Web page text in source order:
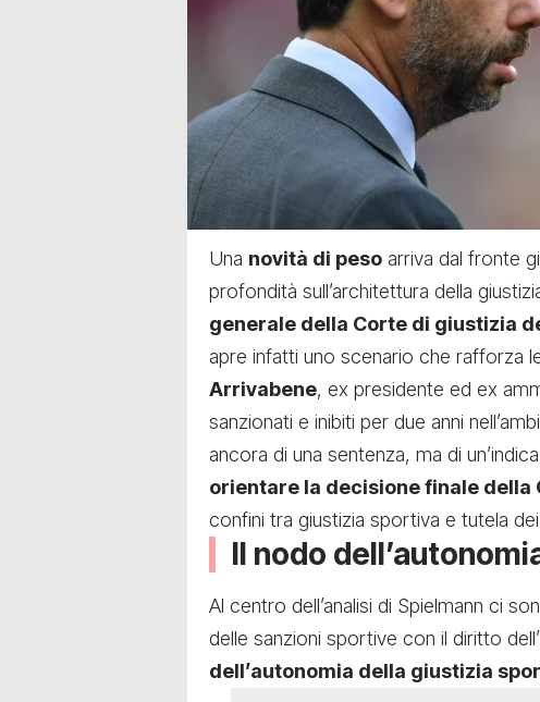
Una novità di peso arriva dal fronte
profondità sull’architettura della
generale della Corte di giustizia
apre infatti uno scenario che rafforza
Arrivabene, ex presidente ed ex
sanzionati e inibiti per due anni
ancora di una sentenza, ma di
orientare la decisione finale della
confini tra giustizia sportiva e tutela
Il nodo
Al centro dell’analisi di Spielmann ci
delle sanzioni sportive con il diritto
dell’autonomia della giustizia